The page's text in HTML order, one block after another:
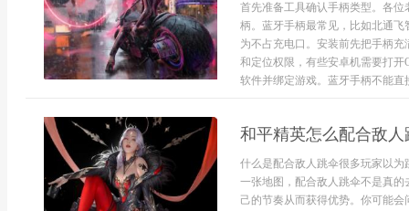
首先准备工具确认手柄类型。各
柄。蓝牙手柄最常见，比如北通
为不占充电口。安装前先把手柄
和定位权限，有些安卓机需要打
软件并绑定游戏。蓝牙手柄不能直
和平精英怎么配合敌
什么是配合敌人跳伞很多玩家以
一张地图，配合敌人跳伞不是真
己的节奏从而获得优势。你可能